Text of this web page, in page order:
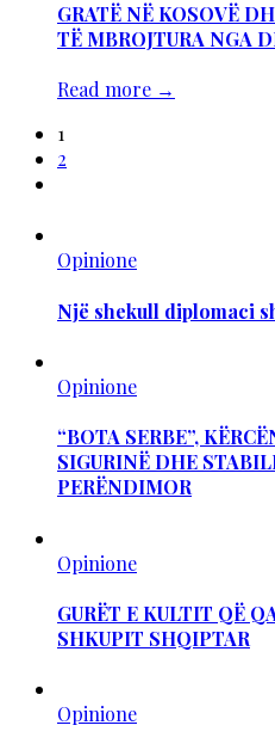
GRATË NË KOSOVË
TË MBROJTURA NGA
Read more →
1
2
Opinione
Një shekull diplomaci
Opinione
“BOTA SERBE”,
SIGURINË DHE
PERËNDIMOR
Opinione
GURËT E KULTIT QË
SHKUPIT SHQIPTAR
Opinione